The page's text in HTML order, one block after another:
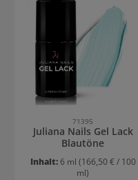
71395
Juliana Nails Gel Lack
Blautöne
Inhalt: 6 ml (166,50 € / 100
ml)